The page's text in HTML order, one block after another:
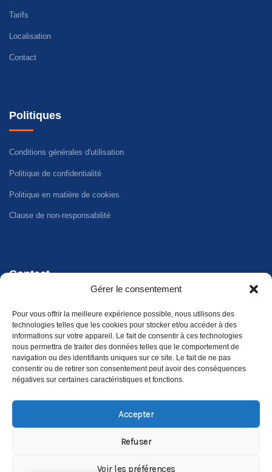
Gérer le consentement
Pour vous offrir la meilleure expérience possible, nous utilisons des
technologies telles que les cookies pour stocker et/ou accéder à des
informations sur votre appareil. Le fait de consentir à ces technologies
nous permettra de traiter des données telles que le comportement de
navigation ou des identifiants uniques sur ce site. Le fait de ne pas
consentir ou de retirer son consentement peut avoir des conséquences
négatives sur certaines caractéristiques et fonctions.
Accepter
Refuser
Voir les préférences
Tarifs
Localisation
Contact
Politiques
Conditions générales d'utilisation
Politique de confidentialité
Politique en matière de cookies
Clause de non-responsabilité
Contact
Téléphone - WhatsApp
+34 647 33 96 35
Adresse
Carrer Riu Xúquer, 32, 46960 Aldaia, València
Xirivella Camper. Tous droits réservés.